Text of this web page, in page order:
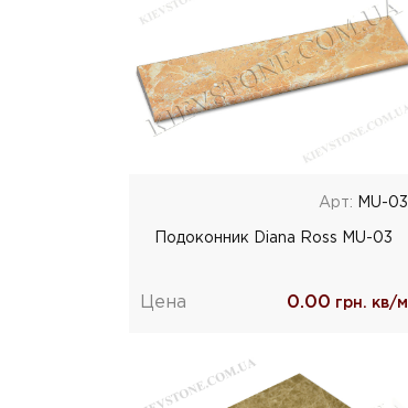
Арт: MU-03
Подоконник Diana Ross MU-03
Цена 0.00 грн. кв/м